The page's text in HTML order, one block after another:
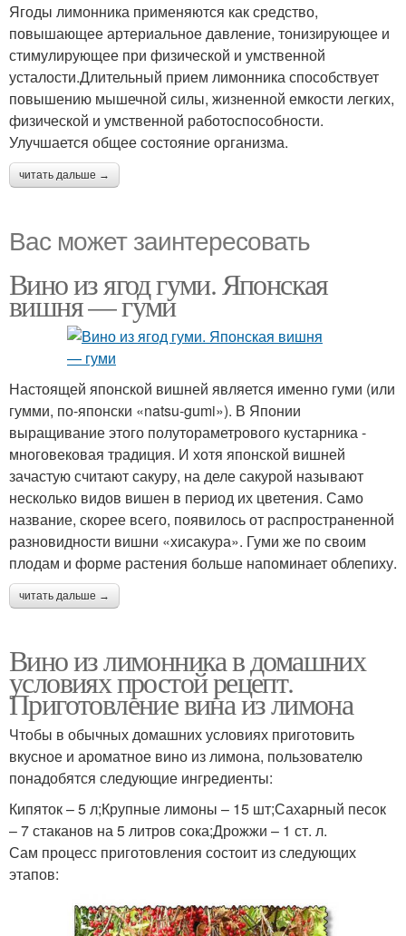
Ягоды лимонника применяются как средство,
повышающее артериальное давление, тонизирующее и
стимулирующее при физической и умственной
усталости.Длительный прием лимонника способствует
повышению мышечной силы, жизненной емкости легких,
физической и умственной работоспособности.
Улучшается общее состояние организма.
читать дальше →
Вас может заинтересовать
Вино из ягод гуми. Японская
вишня — гуми
Настоящей японской вишней является именно гуми (или
гумми, по-японски «natsu-gumi»). В Японии
выращивание этого полутораметрового кустарника -
многовековая традиция. И хотя японской вишней
зачастую считают сакуру, на деле сакурой называют
несколько видов вишен в период их цветения. Само
название, скорее всего, появилось от распространенной
разновидности вишни «хисакура». Гуми же по своим
плодам и форме растения больше напоминает облепиху.
читать дальше →
Вино из лимонника в домашних
условиях простой рецепт.
Приготовление вина из лимона
Чтобы в обычных домашних условиях приготовить
вкусное и ароматное вино из лимона, пользователю
понадобятся следующие ингредиенты:
Кипяток – 5 л;Крупные лимоны – 15 шт;Сахарный песок
– 7 стаканов на 5 литров сока;Дрожжи – 1 ст. л.
Сам процесс приготовления состоит из следующих
этапов: